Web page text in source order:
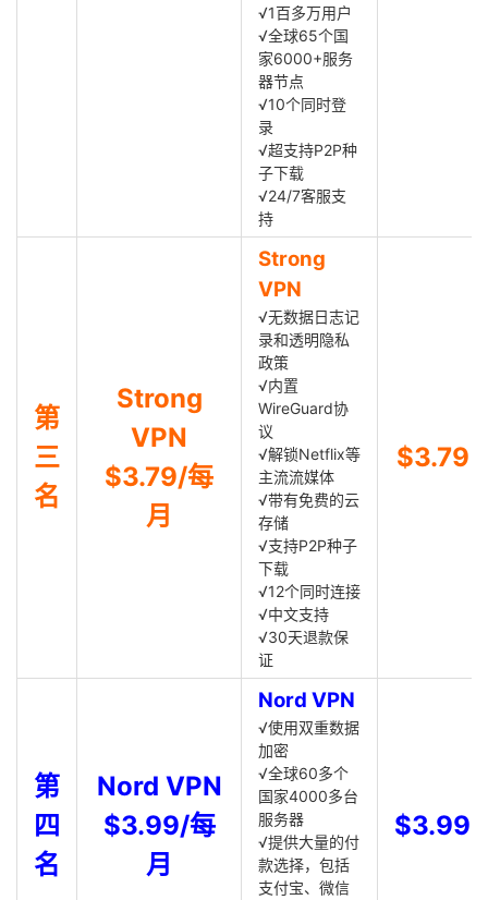
√1百多万用户
√全球65个国
家6000+服务
器节点
√10个同时登
录
√超支持P2P种
子下载
√24/7客服支
持
第
三
名
Strong
VPN
$3.79/每
月
Strong
VPN
√无数据日志记
录和透明隐私
政策
√内置
WireGuard协
议
√解锁Netflix等
主流流媒体
√带有免费的云
存储
√支持P2P种子
下载
√12个同时连接
√中文支持
√30天退款保
证
$3.79
第
四
名
Nord VPN
$3.99/每
月
Nord VPN
√使用双重数据
加密
√全球60多个
国家4000多台
服务器
√提供大量的付
款选择，包括
支付宝、微信
$3.99